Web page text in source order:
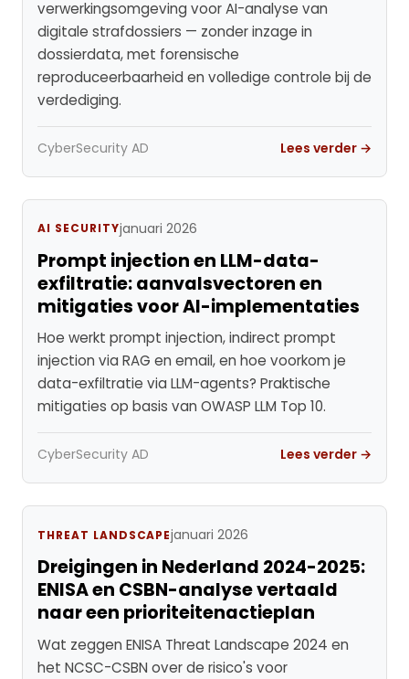
verwerkingsomgeving voor AI-analyse van
digitale strafdossiers — zonder inzage in
dossierdata, met forensische
reproduceerbaarheid en volledige controle bij de
verdediging.
CyberSecurity AD Lees verder →
AI SECURITYjanuari 2026
Prompt injection en LLM-data-
exfiltratie: aanvalsvectoren en
mitigaties voor AI-implementaties
Hoe werkt prompt injection, indirect prompt
injection via RAG en email, en hoe voorkom je
data-exfiltratie via LLM-agents? Praktische
mitigaties op basis van OWASP LLM Top 10.
CyberSecurity AD Lees verder →
THREAT LANDSCAPEjanuari 2026
Dreigingen in Nederland 2024-2025:
ENISA en CSBN-analyse vertaald
naar een prioriteitenactieplan
Wat zeggen ENISA Threat Landscape 2024 en
het NCSC-CSBN over de risico's voor